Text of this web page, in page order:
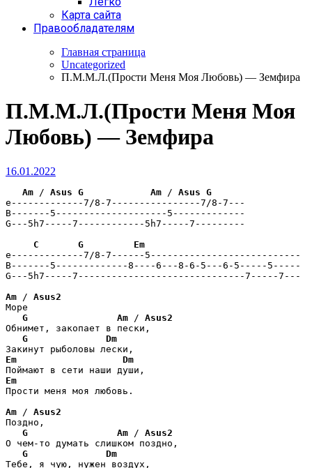
Карта сайта
Правообладателям
Главная страница
Uncategorized
П.М.М.Л.(Прости Меня Моя Любовь) — Земфира
П.М.М.Л.(Прости Меня Моя
Любовь) — Земфира
16.01.2022
Am / Asus G Am / Asus G
e-------------7/8-7----------------7/8-7---
B-------5--------------------5-------------
G---5h7-----7------------5h7-----7---------
C
G
Em
e-------------7/8-7------5---------------------------
B-------5-------------8----6---8-6-5---6-5-----5-----
G---5h7-----7------------------------------7-----7---
Am / Asus2
Море
G
Am / Asus2
Обнимет, закопает в пески,
G
Dm
Em
Dm
Em
Прости меня моя любовь.
Am / Asus2
Поздно,
G
Am / Asus2
О чем-то думать слишком поздно,
G
Dm